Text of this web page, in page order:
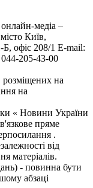
медіа –
Київ,
офіс 208/1 E-mail:
205-43-00
розміщених на
на
« Новини України
пряме
.
від
матеріалів.
- повинна бути
абзаці